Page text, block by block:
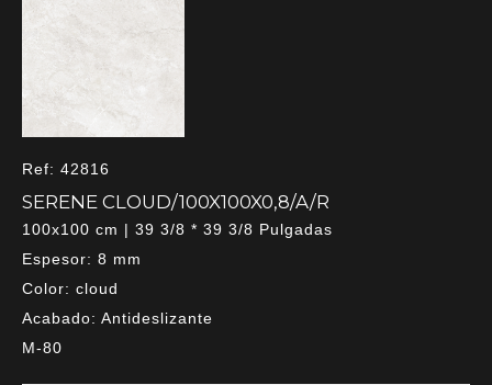
Ref: 42816
SERENE CLOUD/100X100X0,8/A/R
100x100 cm | 39 3/8 * 39 3/8 Pulgadas
Espesor: 8 mm
Color: cloud
Acabado: Antideslizante
M-80